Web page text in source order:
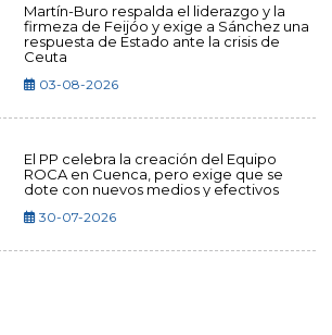
Martín-Buro respalda el liderazgo y la
firmeza de Feijóo y exige a Sánchez una
respuesta de Estado ante la crisis de
Ceuta
03-08-2026
El PP celebra la creación del Equipo
ROCA en Cuenca, pero exige que se
dote con nuevos medios y efectivos
30-07-2026